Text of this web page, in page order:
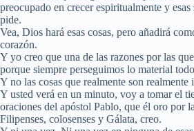
preocupado en crecer espiritualmente y
pide.
Vea, Dios hará esas cosas, pero añadirá
corazón.
Y yo creo que una de las razones por las
porque siempre perseguimos lo material
Y no las cosas que realmente son realmente
Y usted verá en un minuto, voy a tomar el
oraciones del apóstol Pablo, que él oro por
Filipenses, colosenses y Gálata, creo.